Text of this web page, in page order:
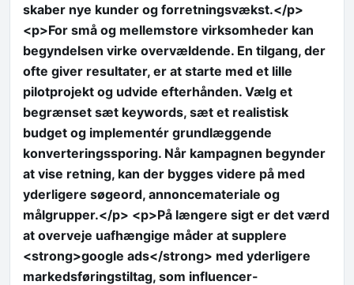
skaber nye kunder og forretningsvækst.</p>
<p>For små og mellemstore virksomheder kan
begyndelsen virke overvældende. En tilgang, der
ofte giver resultater, er at starte med et lille
pilotprojekt og udvide efterhånden. Vælg et
begrænset sæt keywords, sæt et realistisk
budget og implementér grundlæggende
konverteringssporing. Når kampagnen begynder
at vise retning, kan der bygges videre på med
yderligere søgeord, annoncemateriale og
målgrupper.</p> <p>På længere sigt er det værd
at overveje uafhængige måder at supplere
<strong>google ads</strong> med yderligere
markedsføringstiltag, som influencer-